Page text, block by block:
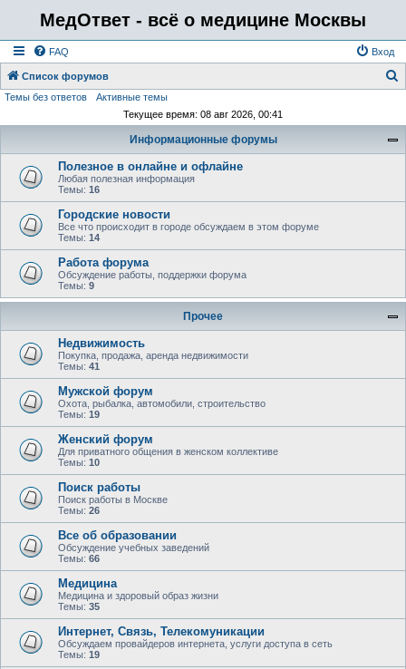
МедОтвет - всё о медицине Москвы
FAQ Вход
Список форумов
Темы без ответов
Активные темы
Текущее время: 08 авг 2026, 00:41
Информационные форумы
Полезное в онлайне и офлайне
Любая полезная информация
Темы: 16
Городские новости
Все что происходит в городе обсуждаем в этом форуме
Темы: 14
Работа форума
Обсуждение работы, поддержки форума
Темы: 9
Прочее
Недвижимость
Покупка, продажа, аренда недвижимости
Темы: 41
Мужской форум
Охота, рыбалка, автомобили, строительство
Темы: 19
Женский форум
Для приватного общения в женском коллективе
Темы: 10
Поиск работы
Поиск работы в Москве
Темы: 26
Все об образовании
Обсуждение учебных заведений
Темы: 66
Медицина
Медицина и здоровый образ жизни
Темы: 35
Интернет, Связь, Телекомуникации
Обсуждаем провайдеров интернета, услуги доступа в сеть
Темы: 19